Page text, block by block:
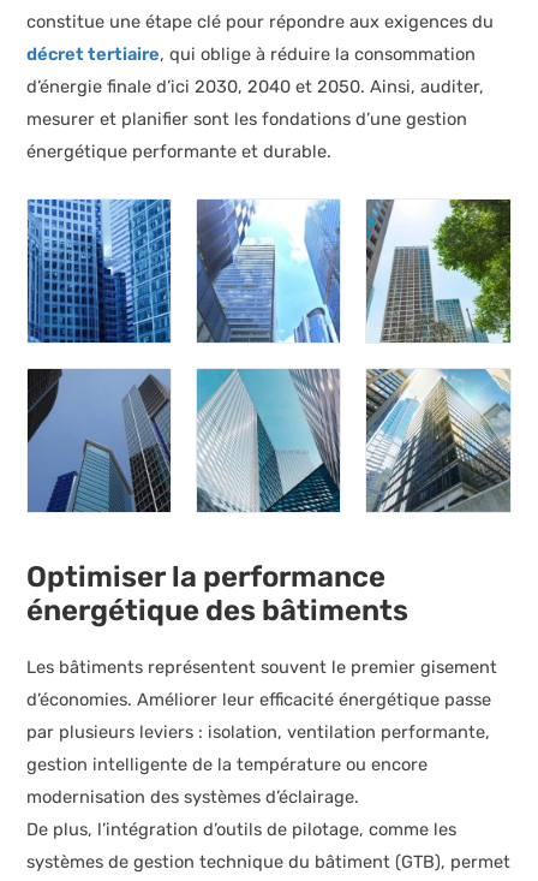
constitue une étape clé pour répondre aux exigences du
décret tertiaire, qui oblige à réduire la consommation
d’énergie finale d’ici 2030, 2040 et 2050. Ainsi, auditer,
mesurer et planifier sont les fondations d’une gestion
énergétique performante et durable.
Optimiser la performance
énergétique des bâtiments
Les bâtiments représentent souvent le premier gisement
d’économies. Améliorer leur efficacité énergétique passe
par plusieurs leviers : isolation, ventilation performante,
gestion intelligente de la température ou encore
modernisation des systèmes d’éclairage.
De plus, l’intégration d’outils de pilotage, comme les
systèmes de gestion technique du bâtiment (GTB), permet